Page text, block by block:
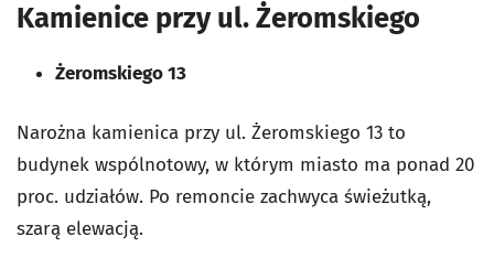
Kamienice przy ul. Żeromskiego
Żeromskiego 13
Narożna kamienica przy ul. Żeromskiego 13 to
budynek wspólnotowy, w którym miasto ma ponad 20
proc. udziałów. Po remoncie zachwyca świeżutką,
szarą elewacją.